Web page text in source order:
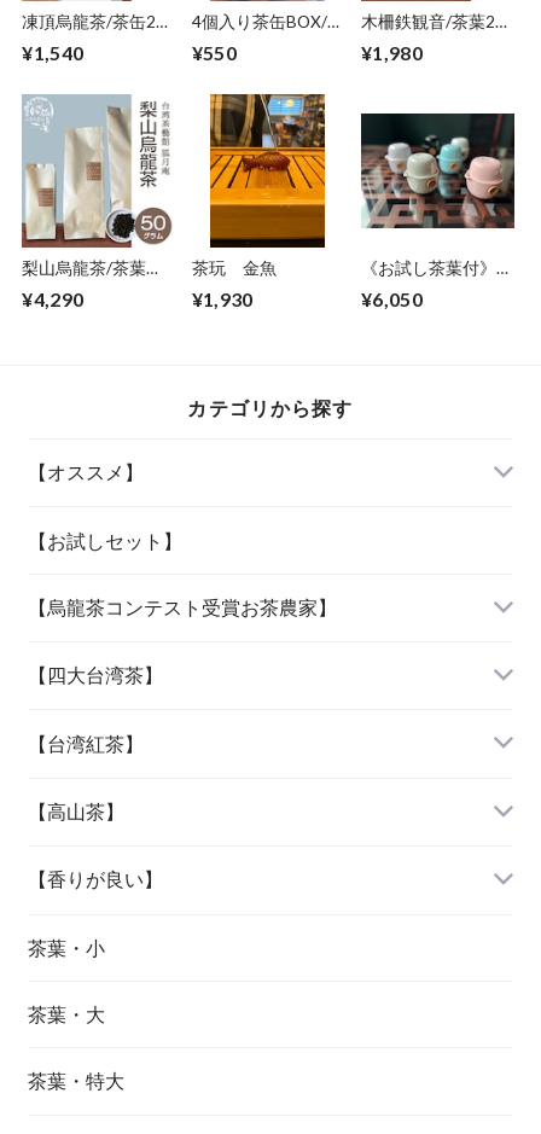
凍頂烏龍茶/茶缶20
¥1,540
4個入り茶缶BOX/ケ
¥550
木柵鉄観音/茶葉20
¥1,980
梨山烏龍茶/茶葉・
¥4,290
茶玩 金魚
¥1,930
《お試し茶葉付》
【各色】
¥6,050
カテゴリから探す
【オススメ】
「当店人気の四種」
「女性に人気の三種」
【お試しセット】
【烏龍茶コンテスト受賞お茶農家】
『阿里山烏龍茶』
『杉林溪烏龍茶』
『大禹嶺烏龍茶』
『梨山烏龍茶』
『鹿谷鄕凍頂烏龍茶』
【四大台湾茶】
『木柵鉄観音』
『文山包種茶』
『凍頂烏龍茶』
『東方美人茶』
【台湾紅茶】
『紅玉紅茶』
『蜜香紅茶』
【高山茶】
『阿里山烏龍茶』
『杉林溪烏龍茶』
『大禹嶺烏龍茶』
『梨山烏龍茶』
【香りが良い】
『文山包種茶』
『東方美人茶』
『金萱茶』
茶葉・小
茶葉・大
茶葉・特大